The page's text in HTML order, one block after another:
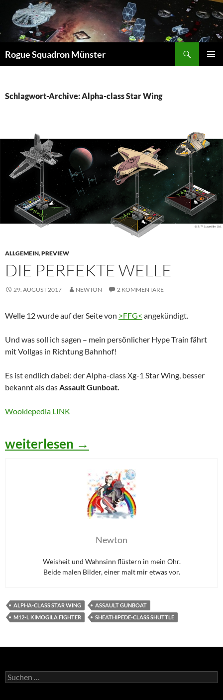
Rogue Squadron Münster
Schlagwort-Archive: Alpha-class Star Wing
ALLGEMEIN,PREVIEW
DIE PERFEKTE WELLE
29. AUGUST 2017 NEWTON 2 KOMMENTARE
Welle 12 wurde auf der Seite von >FFG< angekündigt.
Und was soll ich sagen – mein persönlicher Hype Train fährt
mit Vollgas in Richtung Bahnhof!
Es ist endlich dabei: der Alpha-class Xg-1 Star Wing, besser
bekannt als dasAssault Gunboat.
Wookiepedia LINK
Die Perfekte Welle
weiterlesen →
Newton
Weisheit und Wahnsinn flüstern in mein Ohr.
Beide malen Bilder, einer malt mir etwas vor.
ALPHA-CLASS STAR WING
ASSAULT GUNBOAT
M12-L KIMOGILA FIGHTER
SHEATHIPEDE-CLASS SHUTTLE
Suchen
nach: